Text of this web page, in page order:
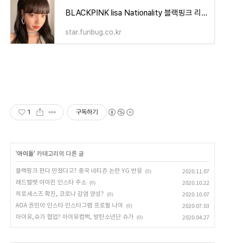
BLACKPINK lisa Nationality 블랙핑크 리사 국적
star.funbug.co.kr
1 구독하기
'아이돌' 카테고리의 다른 글
블랙핑크 판다 만졌다고? 중국 네티즌 논란 YG 반응 (0)
2020.11.07
레드벨벳 아이린 인스타 주소 (0)
2020.10.22
히로세스즈 확진, 코로나 감염 양성?
(0)
2020.10.07
AOA 권민아 인스타 인스타그램 프로필 나이
(0)
2020.07.03
아이유,슈가 협업? 아이유컴백, 방탄소년단 슈가 (0) 2020.04.27